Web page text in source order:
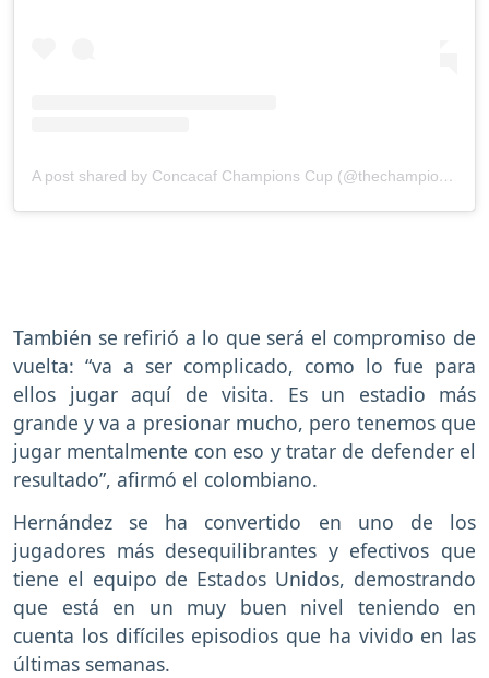
A post shared by Concacaf Champions Cup (@thechampions)
También se refirió a lo que será el compromiso de
vuelta: “va a ser complicado, como lo fue para
ellos jugar aquí de visita. Es un estadio más
grande y va a presionar mucho, pero tenemos que
jugar mentalmente con eso y tratar de defender el
resultado”, afirmó el colombiano.
Hernández se ha convertido en uno de los
jugadores más desequilibrantes y efectivos que
tiene el equipo de Estados Unidos, demostrando
que está en un muy buen nivel teniendo en
cuenta los difíciles episodios que ha vivido en las
últimas semanas.